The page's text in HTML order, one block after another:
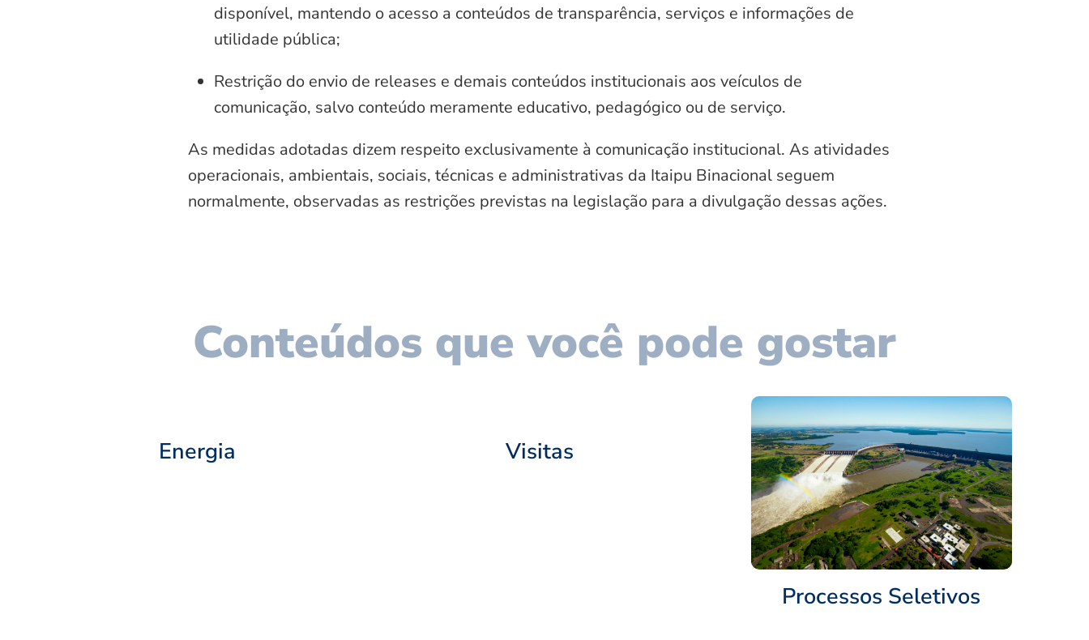
disponível, mantendo o acesso a conteúdos de transparência, serviços e informações de
utilidade pública;
Restrição do envio de releases e demais conteúdos institucionais aos veículos de
comunicação, salvo conteúdo meramente educativo, pedagógico ou de serviço.
As medidas adotadas dizem respeito exclusivamente à comunicação institucional. As atividades
operacionais, ambientais, sociais, técnicas e administrativas da Itaipu Binacional seguem
normalmente, observadas as restrições previstas na legislação para a divulgação dessas ações.
Conteúdos que você pode gostar
Energia Visitas
Processos Seletivos